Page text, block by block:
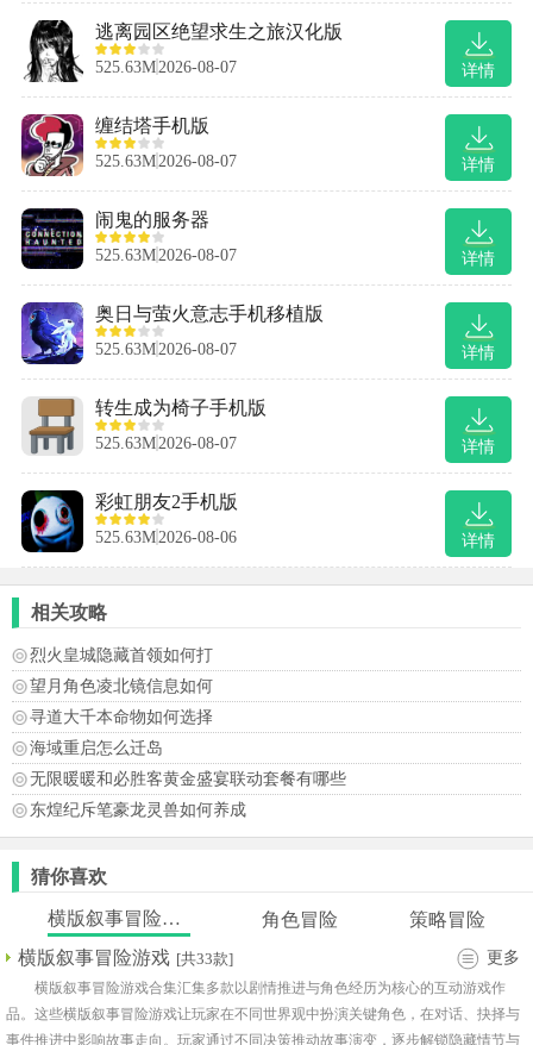
详情
逃离园区绝望求生之旅汉化版
525.63M 2026-08-07
详情
缠结塔手机版
525.63M 2026-08-07
详情
闹鬼的服务器
525.63M 2026-08-07
详情
奥日与萤火意志手机移植版
525.63M 2026-08-07
详情
转生成为椅子手机版
525.63M 2026-08-07
详情
彩虹朋友2手机版
525.63M 2026-08-06
相关攻略
烈火皇城隐藏首领如何打
望月角色凌北镜信息如何
寻道大千本命物如何选择
海域重启怎么迁岛
无限暖暖和必胜客黄金盛宴联动套餐有哪些
东煌纪斥笔豪龙灵兽如何养成
猜你喜欢
横版叙事冒险游戏 角色冒险
策略冒险
横版叙事冒险游戏 [共33款] 更多
横版叙事冒险游戏合集汇集多款以剧情推进与角色经历为核心的互动游戏作
品。这些横版叙事冒险游戏让玩家在不同世界观中扮演关键角色，在对话、抉择与
事件推进中影响故事走向。玩家通过不同决策推动故事演变，逐步解锁隐藏情节与